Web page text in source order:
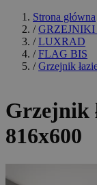
Strona główna
/
/ LUXRAD
/ FLAG BIS
/ Grzejnik
Grzejnik
816x600